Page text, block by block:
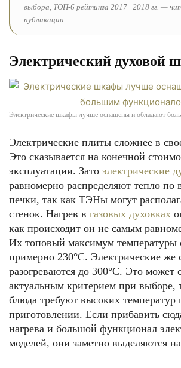
выбора, ТОП-6 рейтинга 2017−2018 гг. —
публикации.
Электрический духовой
Электрические шкафы лучше оснащены и обладают
Электрические плиты сложнее в
Это сказывается на конечной
эксплуатации. Зато электрические
равномерно распределяют тепло по
печки, так как ТЭНы могут
стенок. Нагрев в газовых духовках
как происходит он не самым
Их топовый максимум температуры
примерно 230°С. Электрические же
разогреваются до 300°С. Это может
актуальным критерием при выборе,
блюда требуют высоких температур
приготовлении. Если прибавить
нагрева и большой функционал
моделей, они заметно выделяются